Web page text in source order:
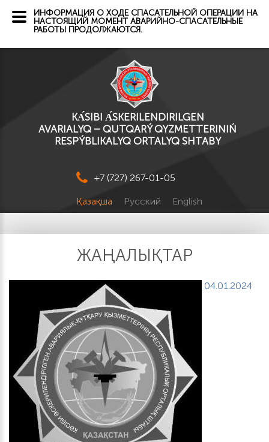
KА́SІBI А́SKERILENDIRILGEN
AVARIALYQ – QUTQARÝ QYZMETTERINIŃ
RESPÝBLIKALYQ ORTALYQ SHTABY
+7 (727) 267-01-05
Қазақша Русский English
ЖАҢАЛЫҚТАР
04.01.2024
ИНФОРМАЦИЯ О ХОДЕ СПАСАТЕЛЬНОЙ ОПЕРАЦИИ НА
НАСТОЯЩИЙ МОМЕНТ АВАРИЙНО-СПАСАТЕЛЬНЫЕ
РАБОТЫ ПРОДОЛЖАЮТСЯ.